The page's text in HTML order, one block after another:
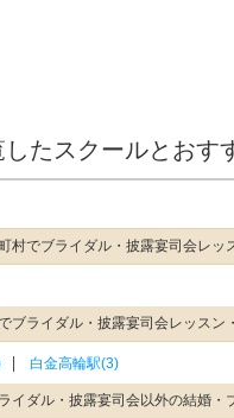
たスクールとおす
村でブライダル・披露宴司会レッ
ブライダル・披露宴司会レッスン
白金高輪駅(3)
イダル・披露宴司会以外の結婚・